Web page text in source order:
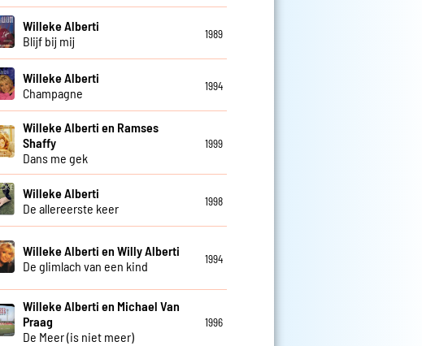
Willeke Alberti
Blijf bij mij
1989
Willeke Alberti
Champagne
1994
Willeke Alberti en Ramses
Shaffy
Dans me gek
1999
Willeke Alberti
De allereerste keer
1998
Willeke Alberti en Willy Alberti
De glimlach van een kind
1994
Willeke Alberti en Michael Van
Praag
De Meer (is niet meer)
1996